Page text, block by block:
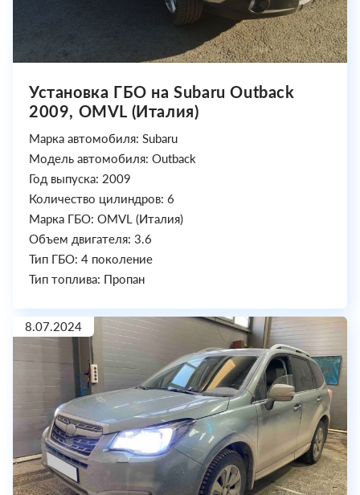
Установка ГБО на Subaru Outback
2009, OMVL (Италия)
Марка автомобиля: Subaru
Модель автомобиля: Outback
Год выпуска: 2009
Количество цилиндров: 6
Марка ГБО: OMVL (Италия)
Объем двигателя: 3.6
Тип ГБО: 4 поколение
Тип топлива: Пропан
8.07.2024